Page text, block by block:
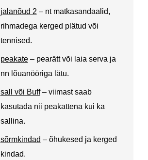
jalanõud 2 – nt matkasandaalid,
rihmadega kerged plätud või
tennised.
peakate– pearätt või laia serva ja
nn lõuanööriga lätu.
sall või Buff– viimast saab
kasutada nii peakattena kui ka
sallina.
sõrmkindad – õhukesed ja kerged
kindad.